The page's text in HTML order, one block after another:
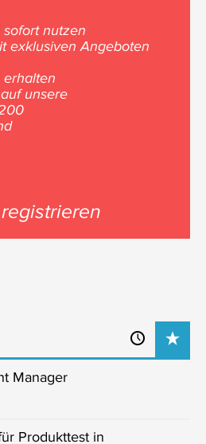
nutzen
exklusiven Angeboten
unsere
Manager
Produkttest in